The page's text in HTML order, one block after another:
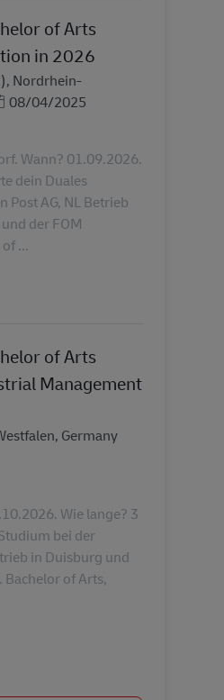
of Arts
in 2026
Nordrhein-
Date
08/04/2025
Wann? 01.09.2026.
dein Duales
Post AG, NL Betrieb
der FOM
...
of Arts
Management
Germany
Wie lange? 3
bei der
in Duisburg und
Bachelor of Arts,